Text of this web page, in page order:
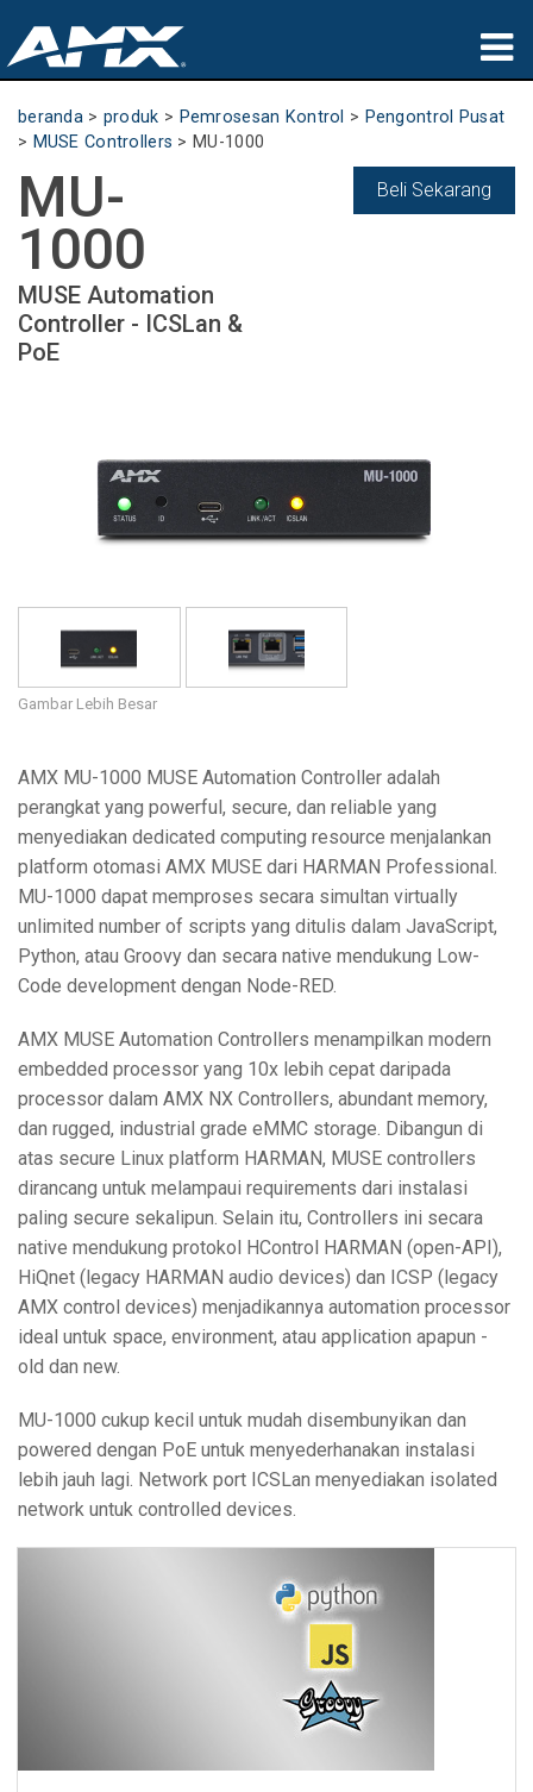
produk
Partners
tempat membeli
pelatihan
beranda > produk > Pemrosesan Kontrol > Pengontrol Pusat
> MUSE Controllers > MU-1000
MU-
1000
MUSE Automation
Controller - ICSLan &
PoE
Beli Sekarang
Gambar Lebih Besar
AMX MU-1000 MUSE Automation Controller adalah
perangkat yang powerful, secure, dan reliable yang
menyediakan dedicated computing resource menjalankan
platform otomasi AMX MUSE dari HARMAN Professional.
MU-1000 dapat memproses secara simultan virtually
unlimited number of scripts yang ditulis dalam JavaScript,
Python, atau Groovy dan secara native mendukung Low-
Code development dengan Node-RED.
AMX MUSE Automation Controllers menampilkan modern
embedded processor yang 10x lebih cepat daripada
processor dalam AMX NX Controllers, abundant memory,
dan rugged, industrial grade eMMC storage. Dibangun di
atas secure Linux platform HARMAN, MUSE controllers
dirancang untuk melampaui requirements dari instalasi
paling secure sekalipun. Selain itu, Controllers ini secara
native mendukung protokol HControl HARMAN (open-API),
HiQnet (legacy HARMAN audio devices) dan ICSP (legacy
AMX control devices) menjadikannya automation processor
ideal untuk space, environment, atau application apapun -
old dan new.
MU-1000 cukup kecil untuk mudah disembunyikan dan
powered dengan PoE untuk menyederhanakan instalasi
lebih jauh lagi. Network port ICSLan menyediakan isolated
network untuk controlled devices.